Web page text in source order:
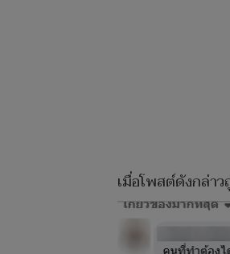
เมื่อโพสต์ดังกล่า